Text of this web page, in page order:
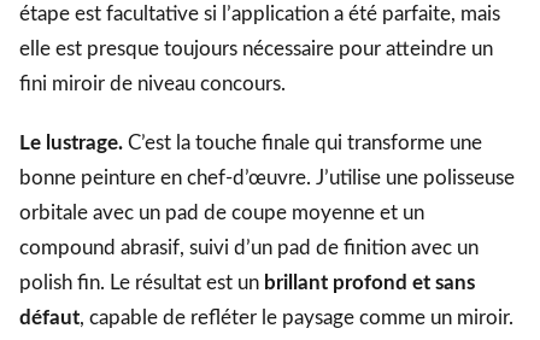
étape est facultative si l’application a été parfaite, mais
elle est presque toujours nécessaire pour atteindre un
fini miroir de niveau concours.
Le lustrage. C’est la touche finale qui transforme une
bonne peinture en chef-d’œuvre. J’utilise une polisseuse
orbitale avec un pad de coupe moyenne et un
compound abrasif, suivi d’un pad de finition avec un
polish fin. Le résultat est un brillant profond et sans
défaut, capable de refléter le paysage comme un miroir.